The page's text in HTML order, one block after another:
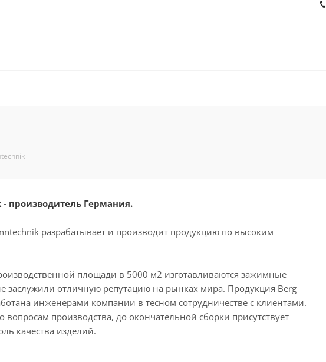
- производитель Германия.
разрабатывает и производит продукцию по высоким
площади в 5000 м2 изготавливаются зажимные
заслужили отличную репутацию на рынках мира. Продукция Berg
инженерами компании в тесном сотрудничестве с клиентами.
вопросам производства, до окончательной сборки присутствует
качества изделий.